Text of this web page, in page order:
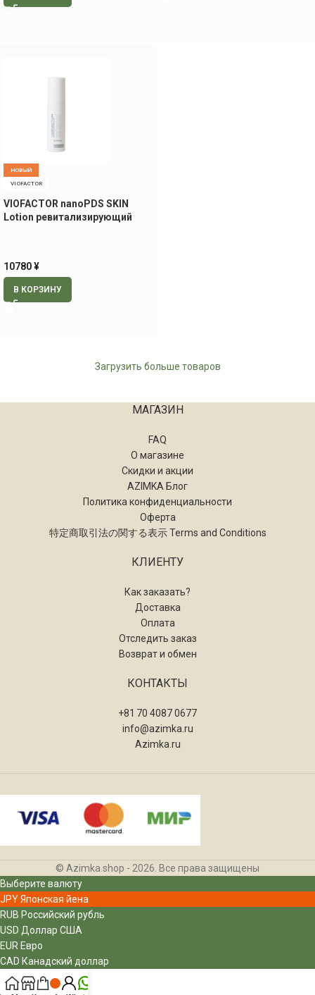
НОВЫЙ
VIOFACTOR
VIOFACTOR nanoPDS SKIN
Lotion ревитализирующий
10780¥
В КОРЗИНУ
Загрузить больше товаров
МАГАЗИН
FAQ
О магазине
Скидки и акции
AZIMKA Блог
Политика конфиденциальности
Оферта
特定商取引法の関する表示 Terms and Conditions
КЛИЕНТУ
Как заказать?
Доставка
Оплата
Отследить заказ
Возврат и обмен
КОНТАКТЫ
+81 70 4087 0677
info@azimka.ru
Azimka.ru
© Azimka.shop - 2026. Все права защищены
Выберите валюту
JPYЯпонская йена
RUB Российский рубль
USD Доллар США
EUR Евро
CAD Канадский доллар